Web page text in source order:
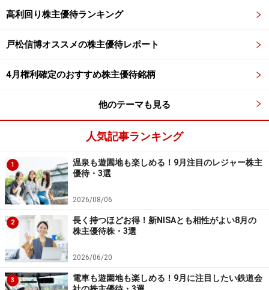
ビジョナリーホールディングス<9263>（東
証ジャスダック）
ビジョナリーホールディングス<9263>は東京都中央区日
本橋堀留町に本社がある大手眼鏡小売りチェーンのメガ
ネスーパーを展開する持株会社です。
■株式データ
株価99円
高利回り株主優待ランキング
戸松信博オススメの株主優待レポート
4月権利確定のおすすめ株主優待銘柄
他のテーマも見る
人気記事ランキング
1
温泉も遊園地も楽しめる！9月注目のレジャー株主
優待・3選
2026/08/06
2
長く持つほどお得！新NISAとも相性がよい8月の
株主優待株・3選
2026/06/20
3
電車も遊園地も楽しめる！9月に注目したい鉄道会